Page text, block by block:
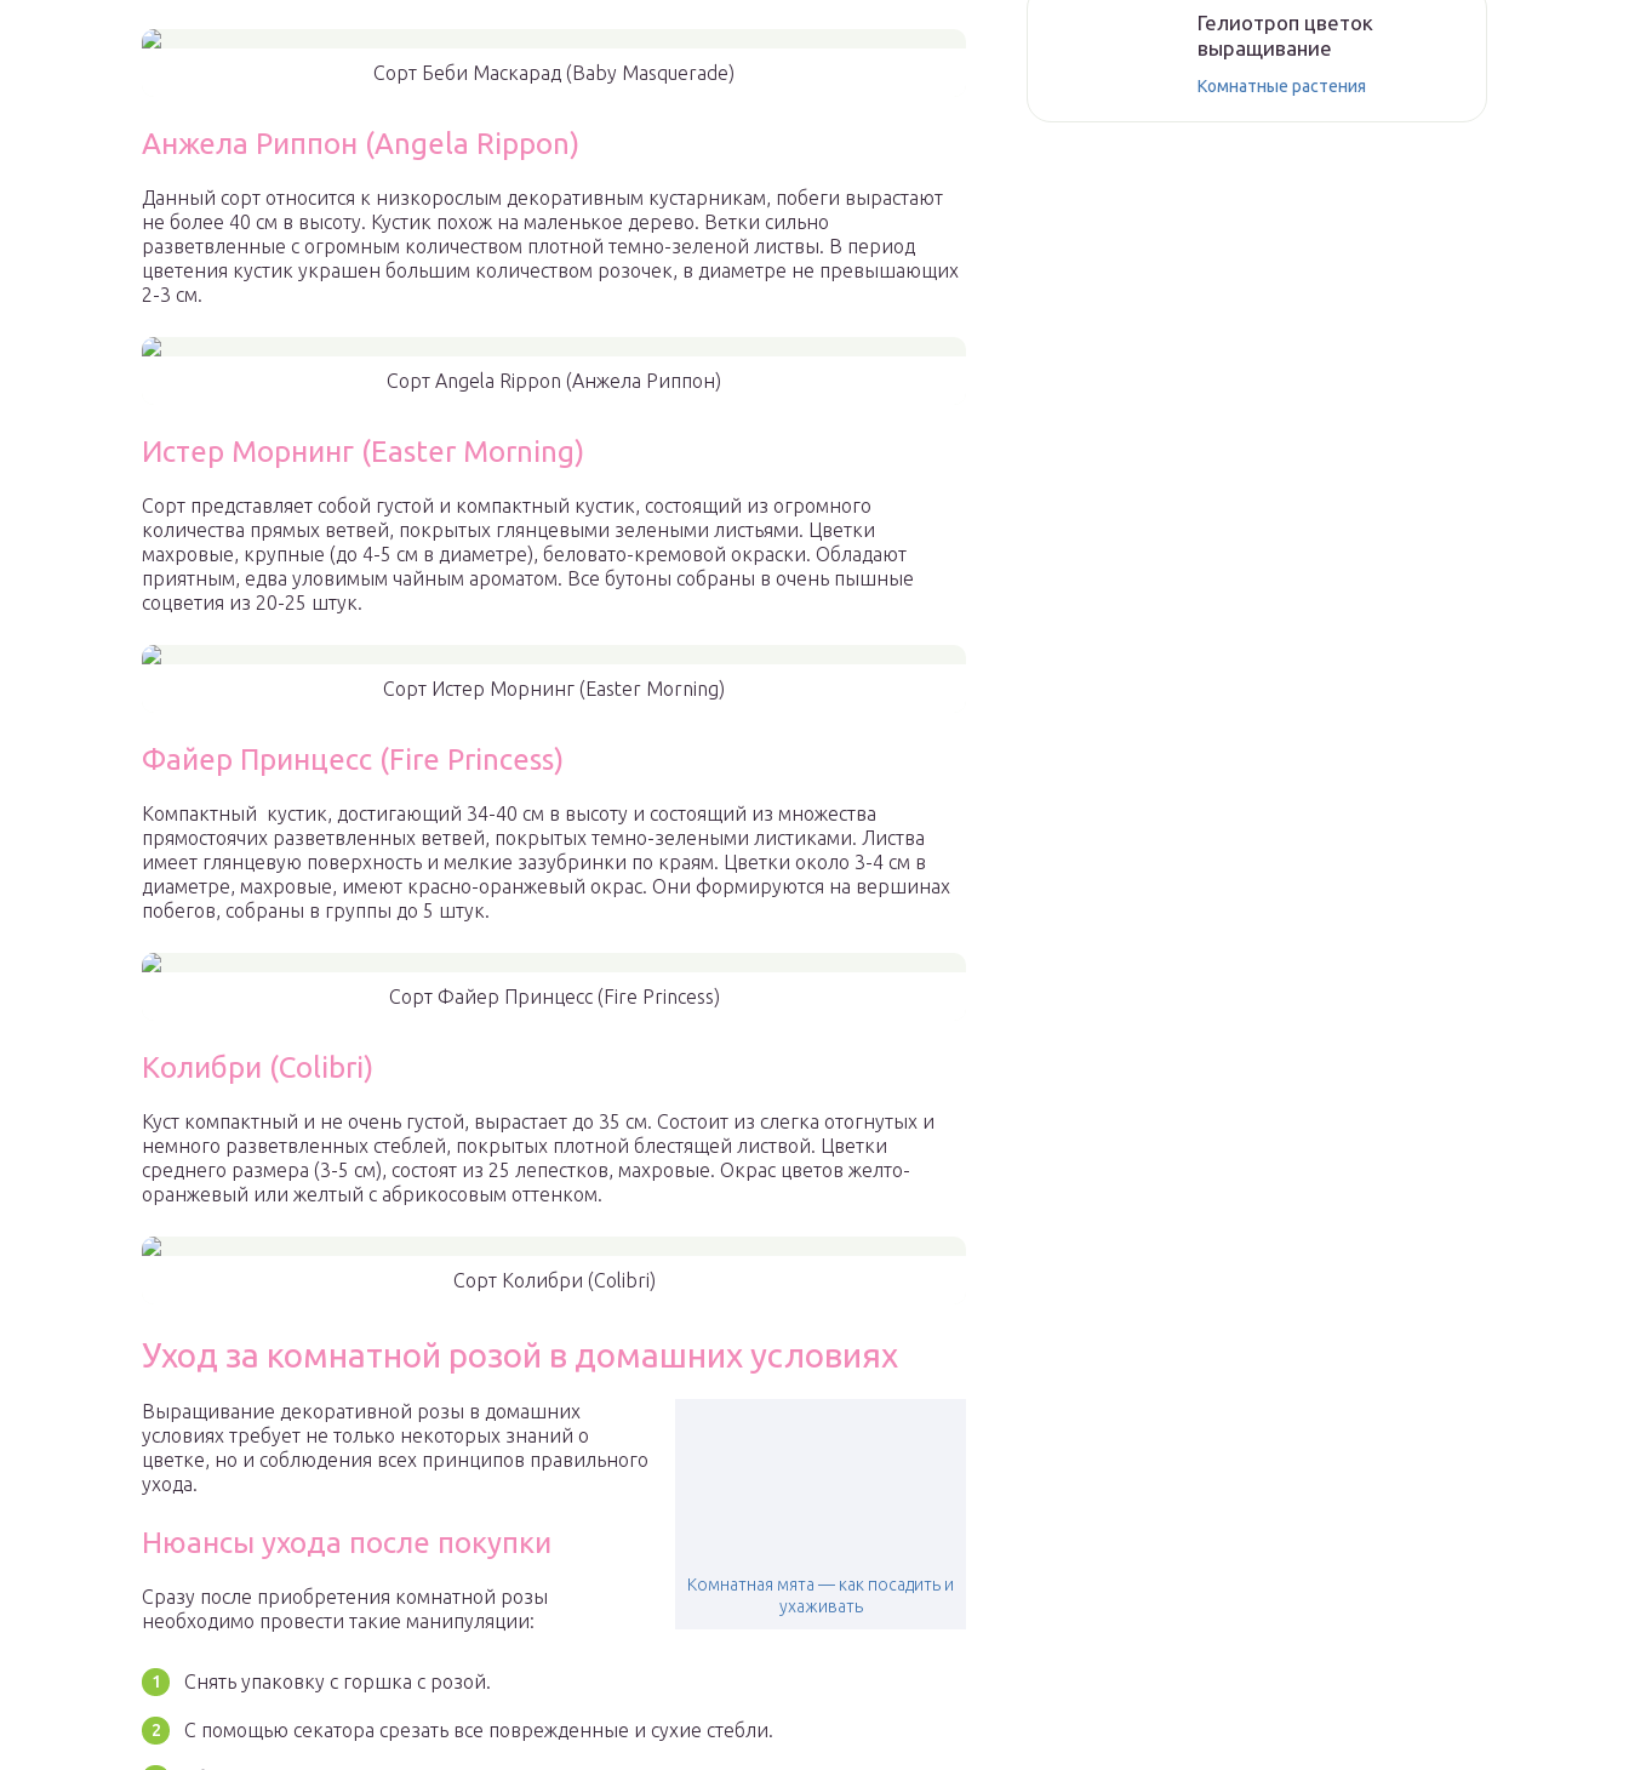
Сорт Беби Маскарад (Baby Masquerade)
Анжела Риппон (Angela Rippon)
Данный сорт относится к низкорослым декоративным кустарникам, побеги вырастают
не более 40 см в высоту. Кустик похож на маленькое дерево. Ветки сильно
разветвленные с огромным количеством плотной темно-зеленой листвы. В период
цветения кустик украшен большим количеством розочек, в диаметре не превышающих
2-3 см.
Сорт Angela Rippon (Анжела Риппон)
Истер Морнинг (Easter Morning)
Сорт представляет собой густой и компактный кустик, состоящий из огромного
количества прямых ветвей, покрытых глянцевыми зелеными листьями. Цветки
махровые, крупные (до 4-5 см в диаметре), беловато-кремовой окраски. Обладают
приятным, едва уловимым чайным ароматом. Все бутоны собраны в очень пышные
соцветия из 20-25 штук.
Сорт Истер Морнинг (Easter Morning)
Файер Принцесс (Fire Princess)
Компактный кустик, достигающий 34-40 см в высоту и состоящий из множества
прямостоячих разветвленных ветвей, покрытых темно-зелеными листиками. Листва
имеет глянцевую поверхность и мелкие зазубринки по краям. Цветки около 3-4 см в
диаметре, махровые, имеют красно-оранжевый окрас. Они формируются на вершинах
побегов, собраны в группы до 5 штук.
Сорт Файер Принцесс (Fire Princess)
Колибри (Colibri)
Куст компактный и не очень густой, вырастает до 35 см. Состоит из слегка отогнутых и
немного разветвленных стеблей, покрытых плотной блестящей листвой. Цветки
среднего размера (3-5 см), состоят из 25 лепестков, махровые. Окрас цветов желто-
оранжевый или желтый с абрикосовым оттенком.
Сорт Колибри (Colibri)
Уход за комнатной розой в домашних условиях
Комнатная мята — как посадить и
ухаживать
Выращивание декоративной розы в домашних
условиях требует не только некоторых знаний о
цветке, но и соблюдения всех принципов правильного
ухода.
Нюансы ухода после покупки
Сразу после приобретения комнатной розы
необходимо провести такие манипуляции:
Снять упаковку с горшка с розой.
С помощью секатора срезать все поврежденные и сухие стебли.
Гелиотроп цветок
выращивание
Комнатные растения